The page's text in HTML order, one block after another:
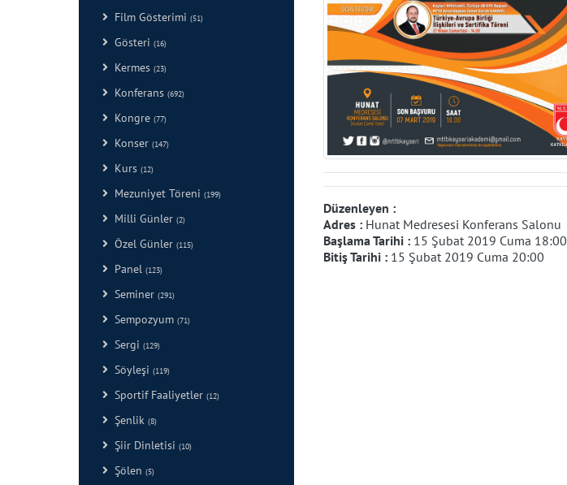
Film Gösterimi (51)
Gösteri (16)
Kermes (23)
Konferans (692)
Kongre (77)
Konser (147)
Kurs (12)
Mezuniyet Töreni (199)
Milli Günler (2)
Özel Günler (115)
Panel (123)
Seminer (291)
Sempozyum (71)
Sergi (129)
Söyleşi (119)
Sportif Faaliyetler (12)
Şenlik (8)
Şiir Dinletisi (10)
Şölen (5)
Düzenleyen :
Adres : Hunat Medresesi Konferans Salonu
Başlama Tarihi : 15 Şubat 2019 Cuma 18:00
Bitiş Tarihi : 15 Şubat 2019 Cuma 20:00